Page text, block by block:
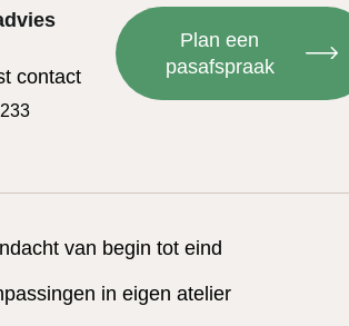
contact
Plan een
pasafspraak
van begin tot eind
in eigen atelier